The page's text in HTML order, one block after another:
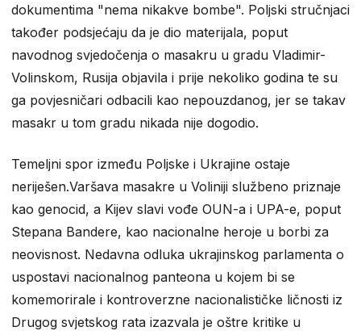
dokumentima "nema nikakve bombe". Poljski stručnjaci
također podsjećaju da je dio materijala, poput
navodnog svjedočenja o masakru u gradu Vladimir-
Volinskom, Rusija objavila i prije nekoliko godina te su
ga povjesničari odbacili kao nepouzdanog, jer se takav
masakr u tom gradu nikada nije dogodio.
Temeljni spor između Poljske i Ukrajine ostaje
neriješen.Varšava masakre u Voliniji službeno priznaje
kao genocid, a Kijev slavi vođe OUN-a i UPA-e, poput
Stepana Bandere, kao nacionalne heroje u borbi za
neovisnost. Nedavna odluka ukrajinskog parlamenta o
uspostavi nacionalnog panteona u kojem bi se
komemorirale i kontroverzne nacionalističke ličnosti iz
Drugog svjetskog rata izazvala je oštre kritike u